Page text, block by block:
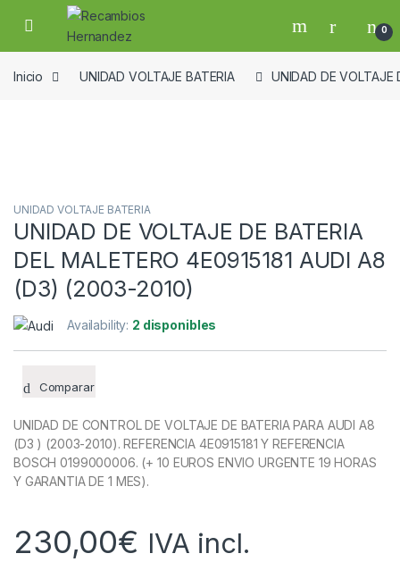
Skip to navigation
Skip to content
Open 0
Inicio UNIDAD VOLTAJE BATERIA UNIDAD DE VOLTAJE
UNIDAD VOLTAJE BATERIA
UNIDAD DE VOLTAJE DE BATERIA
DEL MALETERO 4E0915181 AUDI A8
(D3) (2003-2010)
Availability: 2 disponibles
Comparar
UNIDAD DE CONTROL DE VOLTAJE DE BATERIA PARA AUDI A8
(D3 ) (2003-2010). REFERENCIA 4E0915181 Y REFERENCIA
BOSCH 0199000006. (+ 10 EUROS ENVIO URGENTE 19 HORAS
Y GARANTIA DE 1 MES).
230,00€ IVA incl.